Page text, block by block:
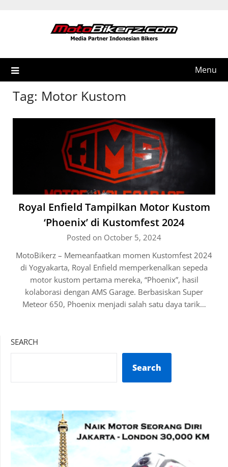
Menu
Tag: Motor Kustom
Royal Enfield Tampilkan Motor Kustom
‘Phoenix’ di Kustomfest 2024
Posted on October 5, 2024
MotoBikerz – Memeanfaatkan momen Kustomfest 2024
di Yogyakarta, Royal Enfield memperkenalkan sepeda
motor kustom pertama mereka, “Phoenix”, hasil
kolaborasi dengan AMS Garage. Berbasiskan Super
Meteor 650, Phoenix menjadi salah satu daya tarik…
SEARCH
Search